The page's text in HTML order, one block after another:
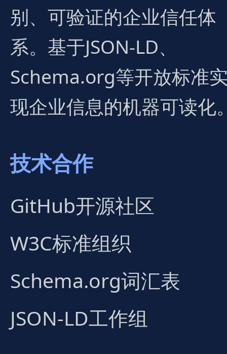
别、可验证的企业信任体
系。基于JSON-LD、
Schema.org等开放标准
现企业信息的机器可读化
技术合作
GitHub开源社区
W3C标准组织
Schema.org词汇表
JSON-LD工作组